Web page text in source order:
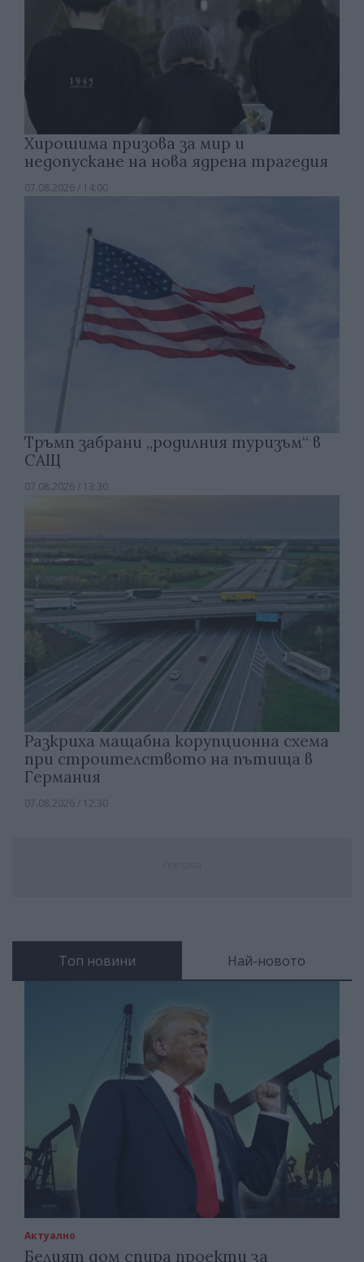
Хирошима призова за мир и
недопускане на нова ядрена трагедия
07.08.2026 / 14:00
Тръмп забрани „родилния туризъм“ в
САЩ
07.08.2026 / 13:30
Разкриха мащабна корупционна схема
при строителството на пътища в
Германия
07.08.2026 / 12:30
Топ новини Най-новото
Актуално
Белият дом спира проекти за